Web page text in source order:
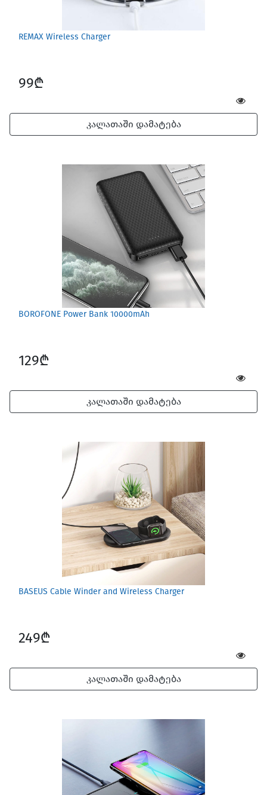
REMAX Wireless Charger
99₾
კალათაში დამატება
BOROFONE Power Bank 10000mAh
129₾
კალათაში დამატება
BASEUS Cable Winder and Wireless Charger
249₾
კალათაში დამატება